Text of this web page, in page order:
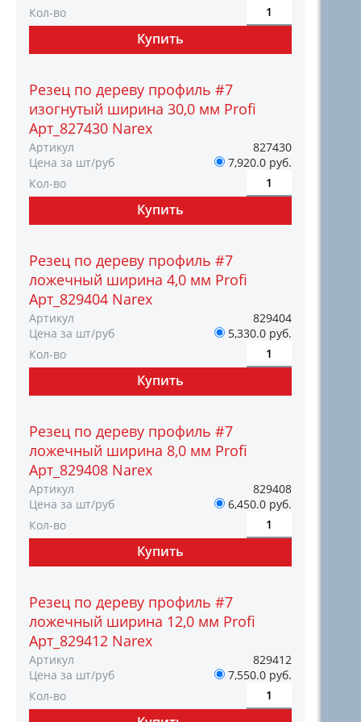
Кол-во
Резец по дереву профиль #7
изогнутый ширина 30,0 мм Profi
Арт_827430 Narex
Артикул
827430
Цена за шт/руб
7,920.0 руб.
Кол-во
Резец по дереву профиль #7
ложечный ширина 4,0 мм Profi
Арт_829404 Narex
Артикул
829404
Цена за шт/руб
5,330.0 руб.
Кол-во
Резец по дереву профиль #7
ложечный ширина 8,0 мм Profi
Арт_829408 Narex
Артикул
829408
Цена за шт/руб
6,450.0 руб.
Кол-во
Резец по дереву профиль #7
ложечный ширина 12,0 мм Profi
Арт_829412 Narex
Артикул
829412
Цена за шт/руб
7,550.0 руб.
Кол-во